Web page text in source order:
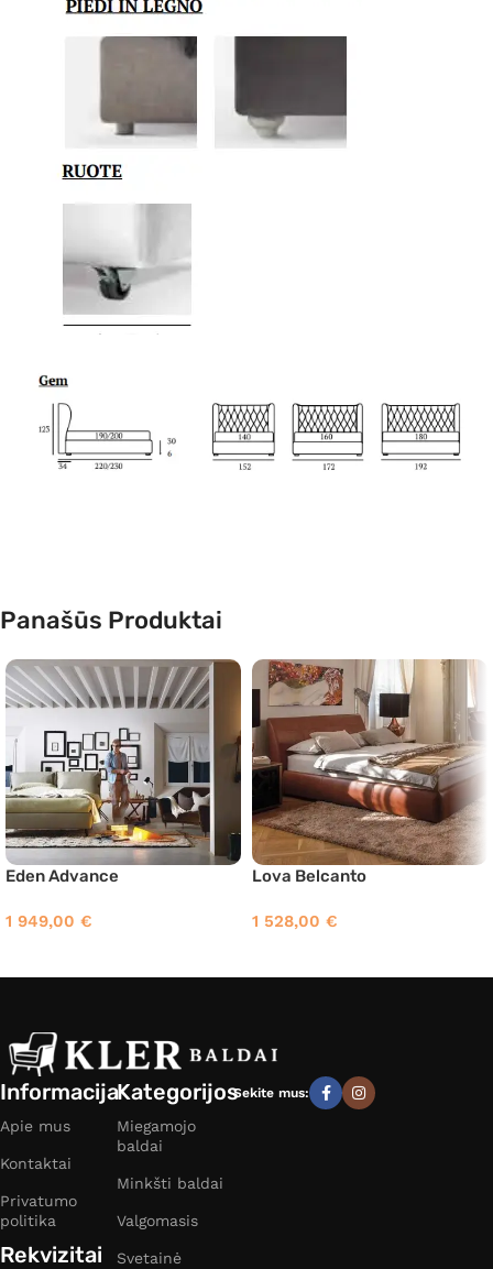
Panašūs Produktai
Eden Advance
1 949,00 €
Lova Belcanto
1 528,00 €
Informacija
Apie mus
Kontaktai
Privatumo
politika
Rekvizitai
Kategorijos
Miegamojo
baldai
Minkšti baldai
Valgomasis
Svetainė
Sekite mus: